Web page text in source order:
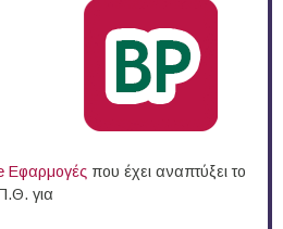
Eφαρμογές που έχει αναπτύξει το
για